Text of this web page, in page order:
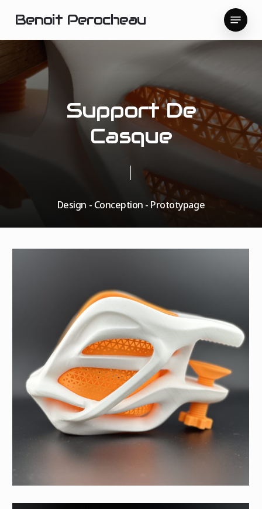
main
Benoit Perocheau Menu
Support De
Casque
Design - Conception - Prototypage